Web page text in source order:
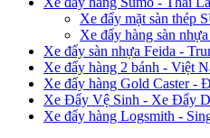
Xe đẩy mặt sàn thép
Xe đẩy hàng sàn
Xe đẩy sàn nhựa Feida -
Xe đẩy hàng 2 bánh - Việt
Xe đẩy hàng Gold Caster -
Xe Đẩy Vệ Sinh - Xe Đẩy
Xe đẩy hàng Logsmith -